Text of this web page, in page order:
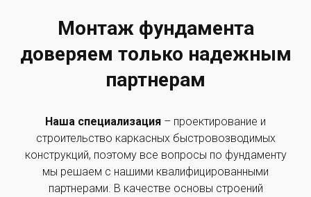
Монтаж фундамента
доверяем только надежным
партнерам
Наша специализация – проектирование и
строительство каркасных быстровозводимых
конструкций, поэтому все вопросы по фундаменту
мы решаем с нашими квалифицированными
партнерами. В качестве основы строений